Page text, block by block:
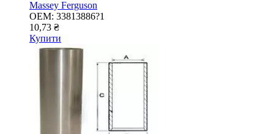
Massey Ferguson
OEM: 33813886?1
10,73 ₴
Купити